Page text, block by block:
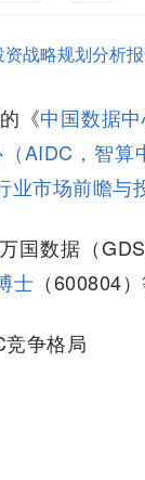
战略规划分析
《中国数据
AIDC，智
业市场前瞻与
国数据（GDS
士 （600804
争格局